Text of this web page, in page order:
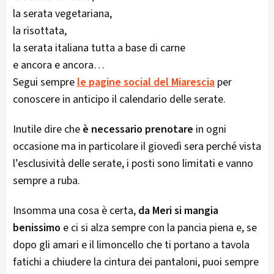
la serata vegetariana,
la risottata,
la serata italiana tutta a base di carne
e ancora e ancora…
Segui semprele pagine social del Miarescia per
conoscere in anticipo il calendario delle serate.
Inutile dire che è necessario prenotare in ogni
occasione ma in particolare il giovedì sera perché vista
l’esclusività delle serate, i posti sono limitati e vanno
sempre a ruba.
Insomma una cosa è certa, da Meri si mangia
benissimo e ci si alza sempre con la pancia piena e, se
dopo gli amari e il limoncello che ti portano a tavola
fatichi a chiudere la cintura dei pantaloni, puoi sempre